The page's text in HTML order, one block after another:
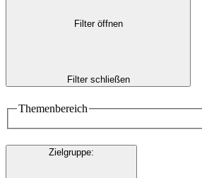
Filter öffnen
Filter schließen
Themenbereich
Zielgruppe: